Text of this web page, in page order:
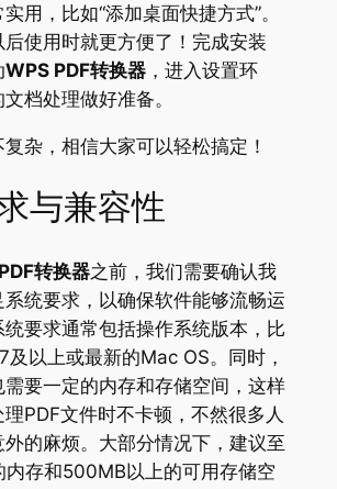
用，比如“添加桌面快捷方式”。
使用时就更方便了！完成安装
WPS PDF转换器，进入设置环
档处理做好准备。
杂，相信大家可以轻松搞定！
与兼容性
转换器之前，我们需要确认我
统要求，以确保软件能够流畅运
要求通常包括操作系统版本，比
以上或最新的Mac OS。同时，
要一定的内存和存储空间，这样
PDF文件时不卡顿，不然很多人
的麻烦。大部分情况下，建议至
内存和500MB以上的可用存储空